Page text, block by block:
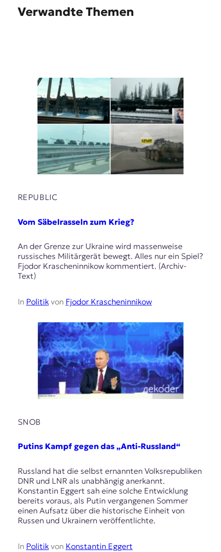
Verwandte Themen
REPUBLIC
Vom Säbelrasseln zum Krieg?
An der Grenze zur Ukraine wird massenweise
russisches Militärgerät bewegt. Alles nur ein Spiel?
Fjodor Krascheninnikow kommentiert. (Archiv-
Text)
In Politikvon Fjodor Krascheninnikow
SNOB
Putins Kampf gegen das „Anti-Russland“
Russland hat die selbst ernannten Volksrepubliken
DNR und LNR als unabhängig anerkannt.
Konstantin Eggert sah eine solche Entwicklung
bereits voraus, als Putin vergangenen Sommer
einen Aufsatz über die historische Einheit von
Russen und Ukrainern veröffentlichte.
In Politikvon Konstantin Eggert